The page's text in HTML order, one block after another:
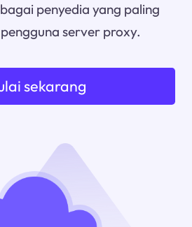
penyedia yang paling
server proxy.
sekarang